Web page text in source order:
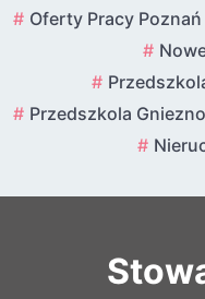
SkipOferty Pracy Poznań
Przedszkola Gniezno